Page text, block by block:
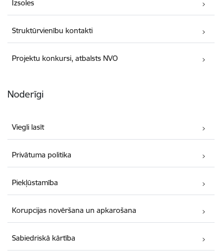
Izsoles
Struktūrvienību kontakti
Projektu konkursi, atbalsts NVO
Noderīgi
Viegli lasīt
Privātuma politika
Piekļūstamība
Korupcijas novēršana un apkarošana
Sabiedriskā kārtība